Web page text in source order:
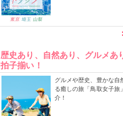
歴史あり、自然あり、グルメあ
拍子揃い！
グルメや歴史、豊かな自
る癒しの旅「鳥取女子旅
介！